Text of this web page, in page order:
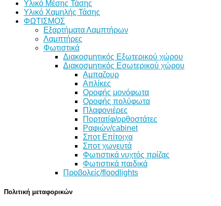
Υλικό Μέσης Τάσης
Υλικό Χαμηλής Τάσης
ΦΩΤΙΣΜΟΣ
Εξαρτήματα Λαμπτήρων
Λαμπτήρες
Φωτιστικά
Διακοσμητικός Εξωτερικού χώρου
Διακοσμητικός Εσωτερικού χώρου
Αμπαζουρ
Απλίκες
Οροφής μονόφωτα
Οροφής πολύφωτα
Πλαφονιέρες
Πορτατίφ/ορθοστάτες
Ραφιών/cabinet
Σποτ Επίτοιχα
Σποτ χωνευτά
Φωτιστικά νυχτός πρίζας
Φωτιστικά παιδικά
Προβολείς/floodlights
Πολιτική μεταφορικών